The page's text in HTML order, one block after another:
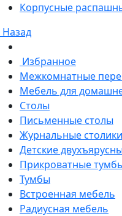
Корпусные
Назад
Избранное
Межкомнатные
Мебель для
Столы
Письменные столы
Журнальные
Детские
Прикроватные
Тумбы
Встроенная мебель
Радиусная мебель